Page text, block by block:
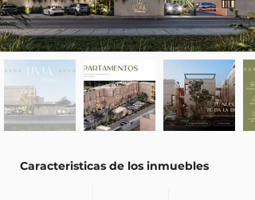
Caracteristicas de los inmuebles